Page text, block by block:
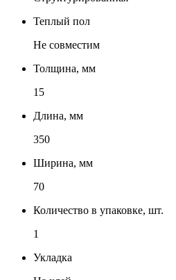
Теплый пол
Не совместим
Толщина, мм
15
Длина, мм
350
Ширина, мм
70
Количество в упаковке, шт.
1
Укладка